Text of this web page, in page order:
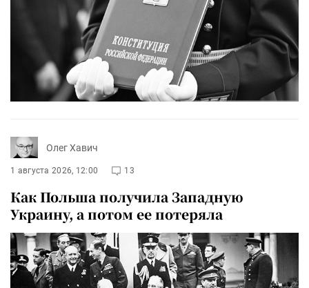
Олег Хавич
1 августа 2026, 12:00 13
Как Польша получила Западную
Украину, а потом ее потеряла